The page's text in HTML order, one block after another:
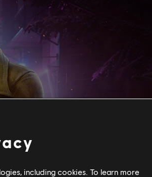
including cookies. To learn more